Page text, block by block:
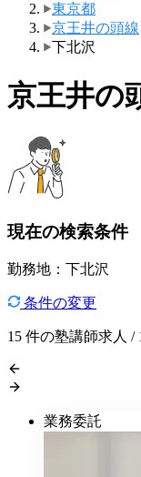
東京都
京王井の頭線
下北沢
京王井の
現在の検索条件
勤務地：下北沢
条件の変更
15 件の塾講師求人 /
業務委託